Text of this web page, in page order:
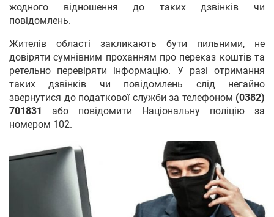
жодного відношення до таких дзвінків чи
повідомлень.
Жителів області закликають бути пильними, не
довіряти сумнівним проханням про переказ коштів та
ретельно перевіряти інформацію. У разі отримання
таких дзвінків чи повідомлень слід негайно
звернутися до податкової служби за телефоном (0382)
701831
або повідомити Національну поліцію за
номером 102.